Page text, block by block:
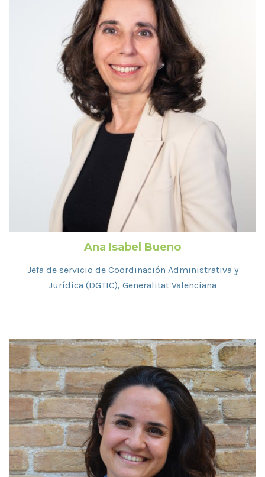
Ana Isabel Bueno
Jefa de servicio de Coordinación Administrativa y
Jurídica (DGTIC), Generalitat Valenciana